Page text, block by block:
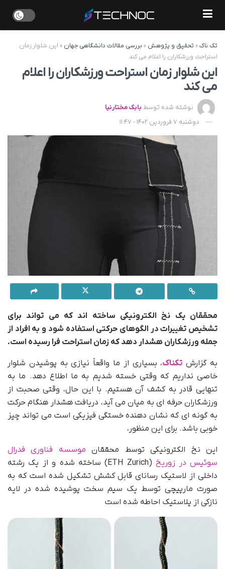
تک ناک» تحقیق و پژوهش » بررسی مقالات دانشگاهی جهان » این شلوار زمان
استراحت ورزشکاران را اعلام می کند
این شلوار زمان استراحت ورزشکاران را اعلام
می کند
نوشته شده توسط بابک مختارنیا
دوشنبه 7 فروردین 1402 - 11:47
محققان یک نخ الکترونیکی ساخته اند که می تواند برای
تشخیص تغییرات در الگوهای حرکتی استفاده شود و به افراد از
جمله ورزشکاران هشدار دهد که زمان استراحت فرا رسیده است.
به گزارش تکناک، بسیاری از ما واقعاً نیازی به پوشیدن شلوار
خاصی نداریم که وقتی خسته شدیم به ما اطلاع دهد. ما به
تنهایی قادر به کشف آن هستیم. با این حال، وقتی صحبت از
ورزشکاران حرفه ای به میان می آید، دریافت هشدار هنگام حرکت
به گونه ای که نشان دهنده خستگی فیزیکی است می تواند چیز
خوبی باشد. برای این منظور،
این نخ الکترونیکی توسط محققان موسسه فناوری فدرال
سوئیس در زوریخ
(ETH Zurich) ساخته شده و از یک رشته
داخلی از لاستیک رسانای قابل کشش تشکیل شده است که به
صورت مارپیچی توسط یک سیم سخت پوشیده شده در لایه
نازکی از پلاستیک احاطه شده است